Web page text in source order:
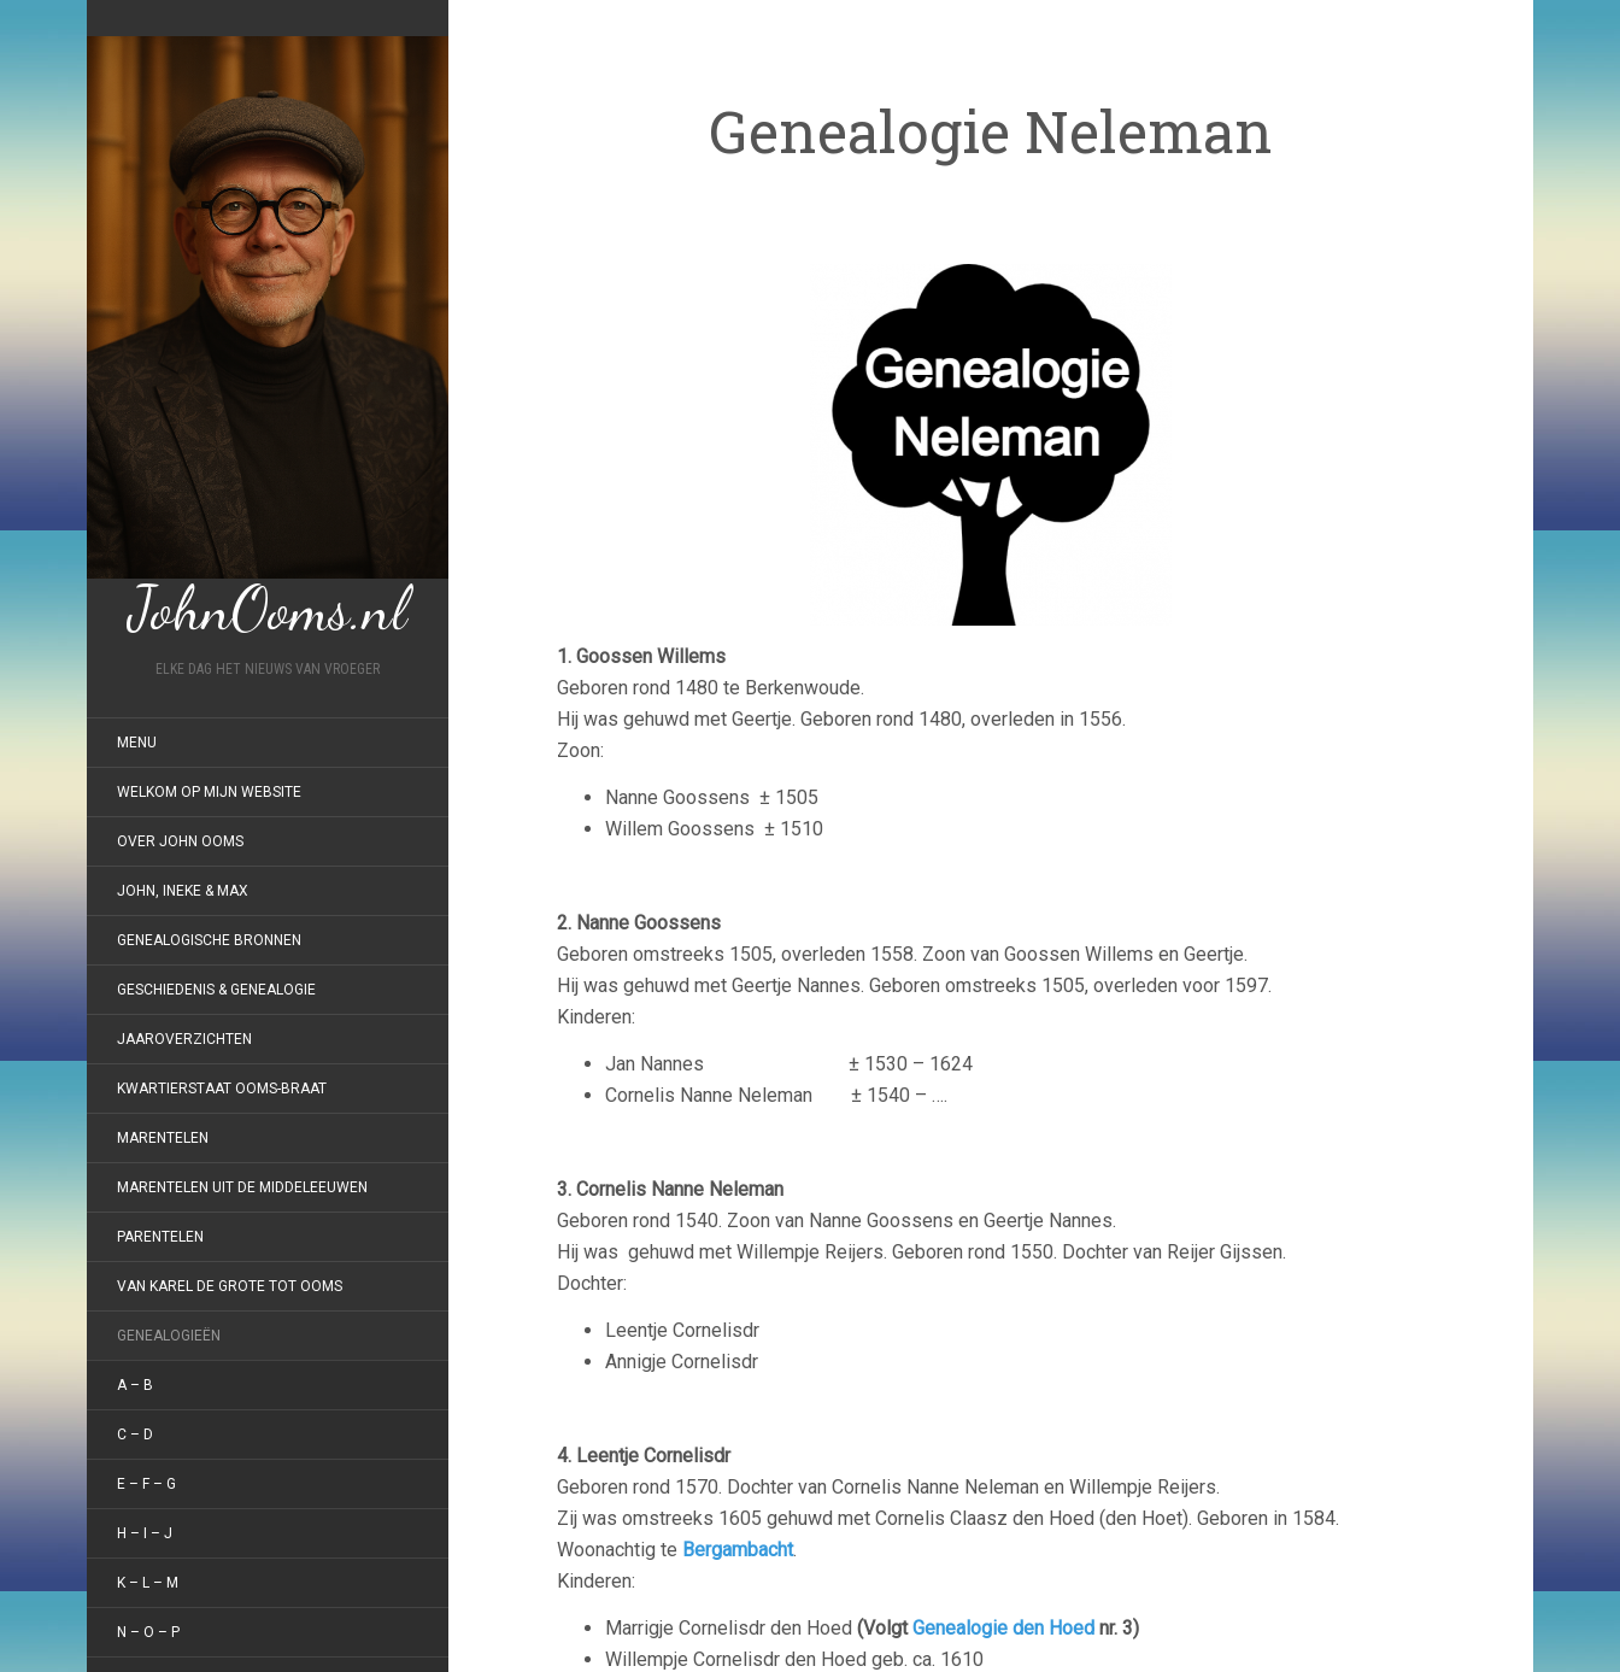
JohnOoms.nl
ELKE DAG HET NIEUWS VAN VROEGER
MENU
WELKOM OP MIJN WEBSITE
OVER JOHN OOMS
JOHN, INEKE & MAX
GENEALOGISCHE BRONNEN
GESCHIEDENIS & GENEALOGIE
JAAROVERZICHTEN
KWARTIERSTAAT OOMS-BRAAT
MARENTELEN
MARENTELEN UIT DE MIDDELEEUWEN
PARENTELEN
VAN KAREL DE GROTE TOT OOMS
GENEALOGIEËN
A – B
C – D
E – F – G
H – I – J
K – L – M
N – O – P
Genealogie Neleman
1. Goossen Willems
Geboren rond 1480 te Berkenwoude.
Hij was gehuwd met Geertje. Geboren rond 1480, overleden in 1556.
Zoon:
Nanne Goossens ± 1505
Willem Goossens ± 1510
2. Nanne Goossens
Geboren omstreeks 1505, overleden 1558. Zoon van Goossen Willems en Geertje.
Hij was gehuwd met Geertje Nannes. Geboren omstreeks 1505, overleden voor 1597.
Kinderen:
Jan Nannes ± 1530 – 1624
Cornelis Nanne Neleman ± 1540 – ….
3. Cornelis Nanne Neleman
Geboren rond 1540. Zoon van Nanne Goossens en Geertje Nannes.
Hij was gehuwd met Willempje Reijers. Geboren rond 1550. Dochter van Reijer Gijssen.
Dochter:
Leentje Cornelisdr
Annigje Cornelisdr
4. Leentje Cornelisdr
Geboren rond 1570. Dochter van Cornelis Nanne Neleman en Willempje Reijers.
Zij was omstreeks 1605 gehuwd met Cornelis Claasz den Hoed (den Hoet). Geboren in 1584.
Woonachtig te Bergambacht.
Kinderen:
Marrigje Cornelisdr den Hoed (VolgtGenealogie den Hoed nr. 3)
Willempje Cornelisdr den Hoed geb. ca. 1610